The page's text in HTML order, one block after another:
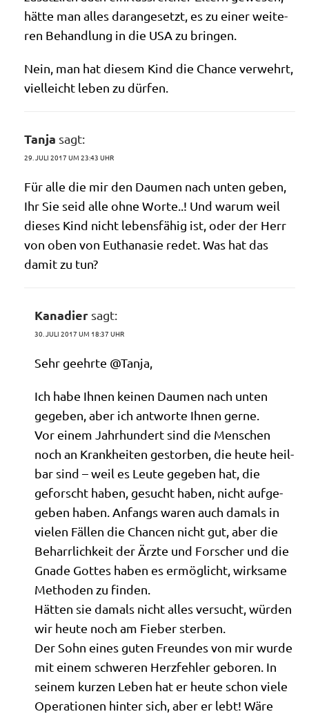
hät­te man alles dar­an­ge­setzt, es zu einer wei­te­
ren Behand­lung in die USA zu bringen.
Nein, man hat die­sem Kind die Chan­ce ver­wehrt,
viel­leicht leben zu dürfen.
Tanja sagt:
29. JULI 2017 UM 23:43 UHR
Für alle die mir den Dau­men nach unten geben,
Ihr Sie seid alle ohne Wor­te..! Und war­um weil
die­ses Kind nicht lebens­fä­hig ist, oder der Herr
von oben von Eutha­na­sie redet. Was hat das
damit zu tun?
Kanadier sagt:
30. JULI 2017 UM 18:37 UHR
Sehr geehr­te @Tanja,
Ich habe Ihnen kei­nen Dau­men nach unten
gege­ben, aber ich ant­wor­te Ihnen gerne.
Vor einem Jahr­hun­dert sind die Men­schen
noch an Krank­hei­ten gestor­ben, die heu­te heil­
bar sind – weil es Leu­te gege­ben hat, die
geforscht haben, gesucht haben, nicht auf­ge­
ge­ben haben. Anfangs waren auch damals in
vie­len Fäl­len die Chan­cen nicht gut, aber die
Beharr­lich­keit der Ärz­te und For­scher und die
Gna­de Got­tes haben es ermög­licht, wirk­sa­me
Metho­den zu finden.
Hät­ten sie damals nicht alles ver­sucht, wür­den
wir heu­te noch am Fie­ber sterben.
Der Sohn eines guten Freun­des von mir wur­de
mit einem schwe­ren Herz­feh­ler gebo­ren. In
sei­nem kur­zen Leben hat er heu­te schon vie­le
Ope­ra­tio­nen hin­ter sich, aber er lebt! Wäre